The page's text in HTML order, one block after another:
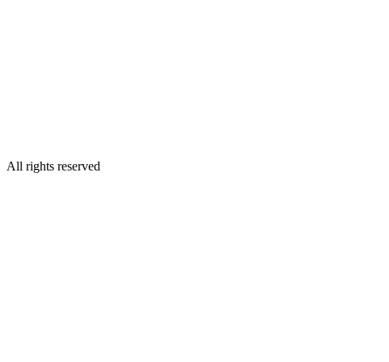
All rights reserved